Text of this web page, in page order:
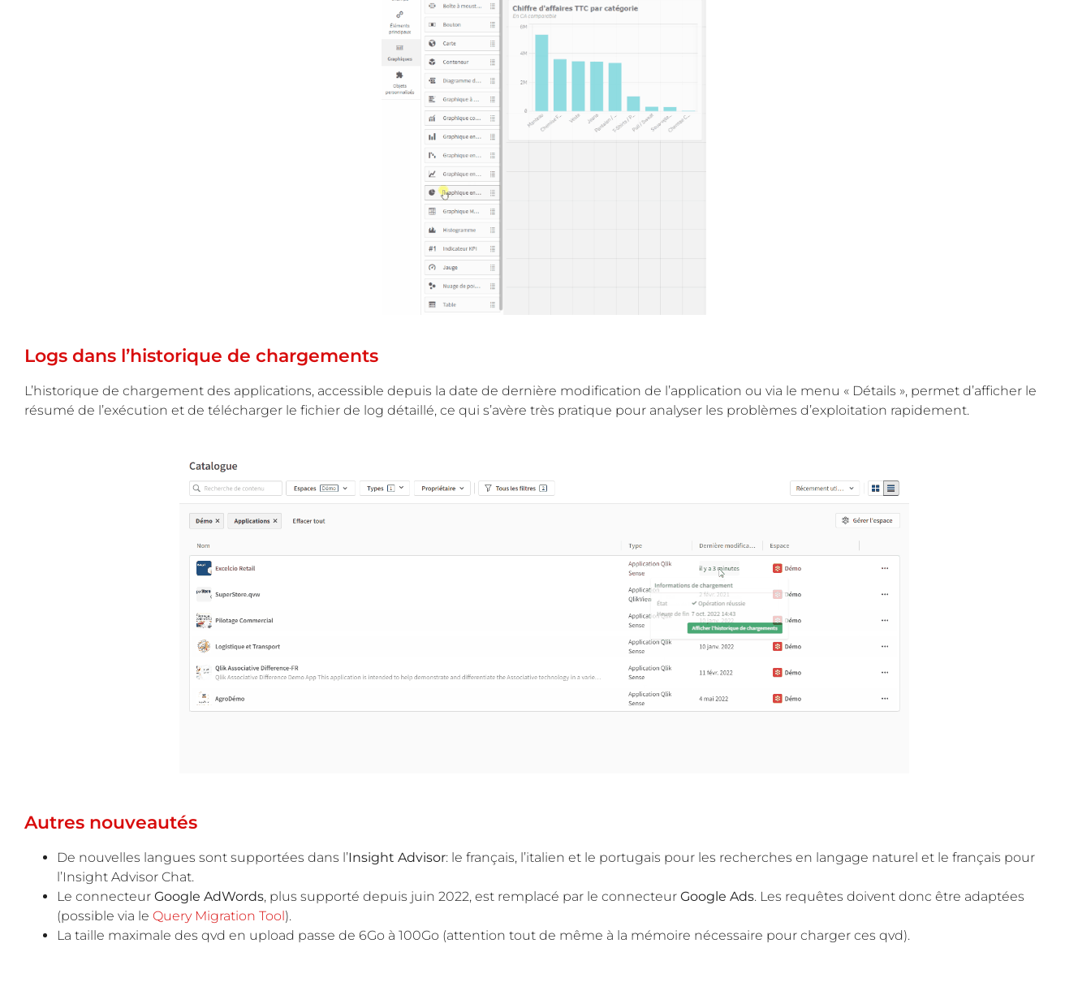
Logs dans l’historique de chargements
L’historique de chargement des applications, accessible depuis la date de dernière modification de l’application ou via le menu « Détails », permet d’afficher le
résumé de l’exécution et de télécharger le fichier de log détaillé, ce qui s’avère très pratique pour analyser les problèmes d’exploitation rapidement.
Autres nouveautés
De nouvelles langues sont supportées dans l’Insight Advisor: le français, l’italien et le portugais pour les recherches en langage naturel et le français pour
l’Insight Advisor Chat.
Le connecteur Google AdWords, plus supporté depuis juin 2022, est remplacé par le connecteur Google Ads. Les requêtes doivent donc être adaptées
(possible via le Query Migration Tool).
La taille maximale des qvd en upload passe de 6Go à 100Go (attention tout de même à la mémoire nécessaire pour charger ces qvd).